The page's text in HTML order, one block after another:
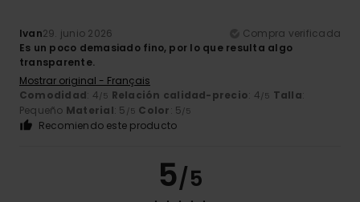
Ivan29. junio 2026
Compra verificada
Es un poco demasiado fino, por lo que resulta algo
transparente.
Mostrar original - Français
Comodidad: 4/5 Relación calidad-precio: 4/5 Talla:
Pequeño Material: 5 /5 Color: 5/5
Recomiendo este producto
5/5